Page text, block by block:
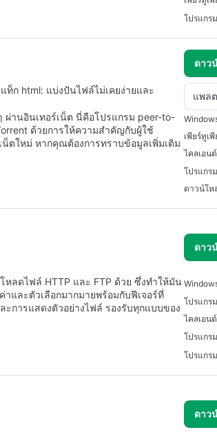
ก html: แบ่งปันไฟล์ไม่เคยง่ายและ
ดาว
แพล
านอินเทอร์เน็ต นี่คือโปรแกรม peer-to-
ด้วยการให้ความสำคัญกับผู้ใช้
ตใหม่ หากคุณต้องการทราบข้อมูลเพิ่มเติม
เพียร์ทูเ
ไคลเอน
ดาวน์โห
ดาว
หลดไฟล์ HTTP และ FTP ด้วย ซึ่งทำให้มัน
และตัวเลือกมากมายพร้อมกับฟีเจอร์ที่
การแสดงตัวอย่างไฟล์ รองรับทุกแบบของ
ไคลเอน
ดาว